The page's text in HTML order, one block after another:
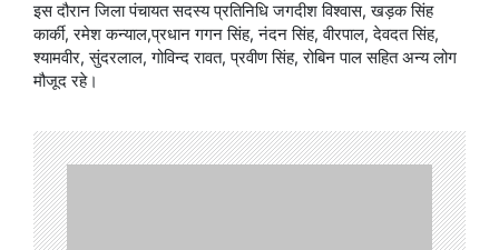
इस दौरान जिला पंचायत सदस्य प्रतिनिधि जगदीश विश्वास, खड़क सिंह
कार्की, रमेश कन्याल,प्रधान गगन सिंह, नंदन सिंह, वीरपाल, देवदत सिंह,
श्यामवीर, सुंदरलाल, गोविन्द रावत, प्रवीण सिंह, रोबिन पाल सहित अन्य लोग
मौजूद रहे।